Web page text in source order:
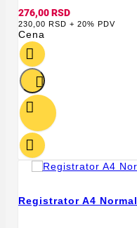
276,00 RSD
230,00 RSD + 20% PDV
Cena




Registrator A4 Normal